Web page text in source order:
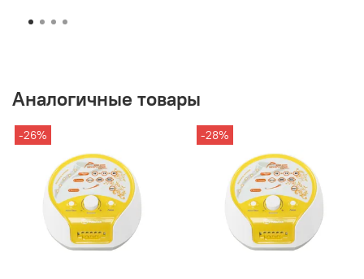
Аналогичные товары
-26% -28%